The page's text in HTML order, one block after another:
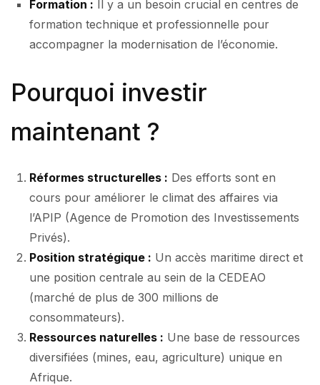
Formation : Il y a un besoin crucial en centres de
formation technique et professionnelle pour
accompagner la modernisation de l’économie.
Pourquoi investir
maintenant ?
Réformes structurelles : Des efforts sont en
cours pour améliorer le climat des affaires via
l’APIP (Agence de Promotion des Investissements
Privés).
Position stratégique : Un accès maritime direct et
une position centrale au sein de la CEDEAO
(marché de plus de 300 millions de
consommateurs).
Ressources naturelles : Une base de ressources
diversifiées (mines, eau, agriculture) unique en
Afrique.